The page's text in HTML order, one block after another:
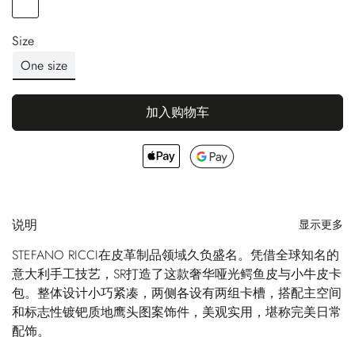
Size
One size
加入购物车
说明 显示更多
STEFANO RICCI在皮革制品领域久负盛名。凭借全球知名的
意大利手工技艺，SR打造了这款奢华哑光鳄鱼皮与小牛皮卡
包。整体设计小巧紧凑，两侧各设有两组卡槽，搭配主空间
和标志性镀钯质地鹰头图案饰件，美观实用，堪称完美日常
配饰。